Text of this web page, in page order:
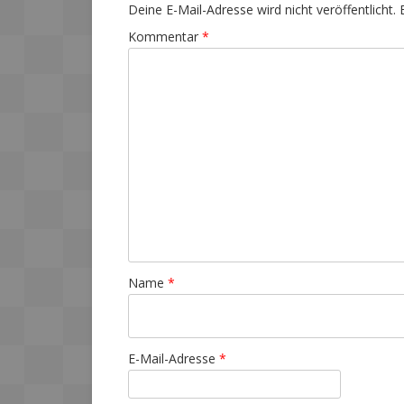
Deine E-Mail-Adresse wird nicht veröffentlicht.
Kommentar *
Name *
E-Mail-Adresse *